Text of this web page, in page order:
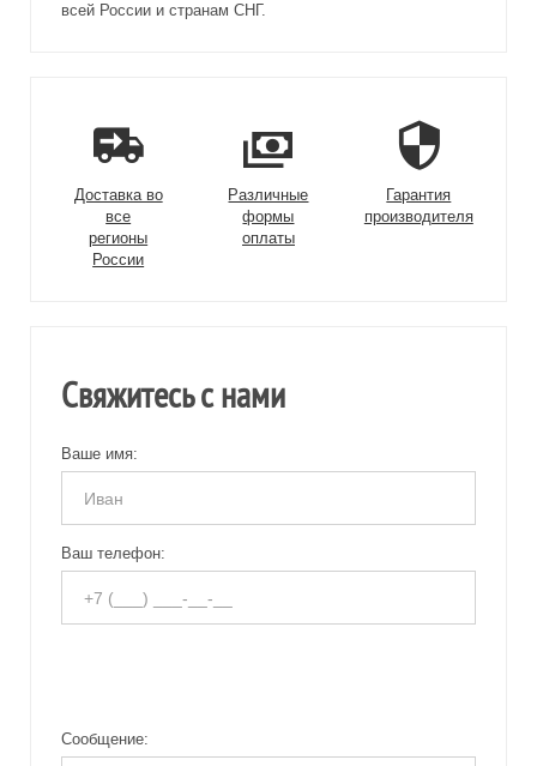
всей России и странам СНГ.
Доставка во
все
регионы
России
Различные
формы
оплаты
Гарантия
производителя
Свяжитесь с нами
Ваше имя:
Ваш телефон:
Сообщение: